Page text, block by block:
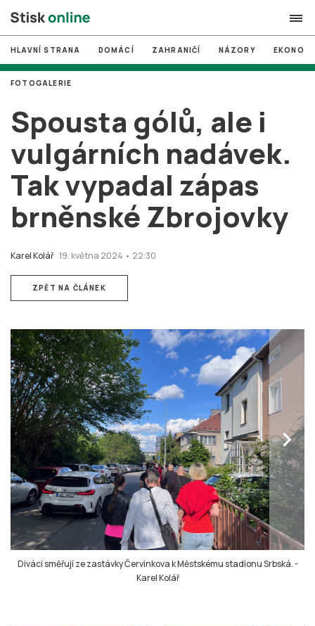
search
# MUNI
# Brno
# volby
PŘIHLÁSIT SE
Zapomněli jste heslo?
HLAVNÍ STRANA DOMÁCÍ ZAHRANIČÍ NÁZORY
Spousta gólů, ale i
vulgárních nadávek.
Tak vypadal zápas
brněnské Zbrojovky
Karel Kolář 19. května 2024 • 22:30
FOTOGALERIE
ZPĚT NA ČLÁNEK
chevron_right
Diváci směřují ze zastávky Červinkova k Městskému stadionu Srbská.-
Karel Kolář